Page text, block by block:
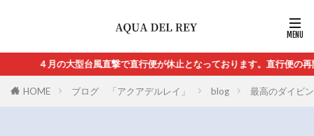
４月の大型台風直撃で直行便が休止となっております。直行便の再開
HOME ブログ 「アクアデルレイ」 blog 最高のダイビ